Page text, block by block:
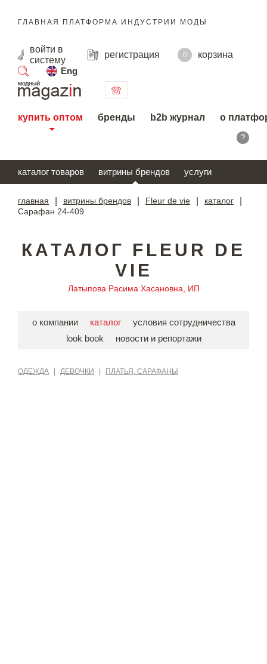
ГЛАВНАЯ ПЛАТФОРМА ИНДУСТРИИ МОДЫ
войти в
систему
регистрация 0
корзина
Eng
поиск
купить оптом бренды b2b журнал о
?
каталог товаров витрины брендов услуги
главная витрины брендов Fleur de vie каталог
Сарафан 24-409
КАТАЛОГ FLEUR DE
VIE
Латыпова Расима Хасановна, ИП
о компании каталог
условия сотрудничества
look book
новости и репортажи
ОДЕЖДА ДЕВОЧКИ ПЛАТЬЯ, САРАФАНЫ